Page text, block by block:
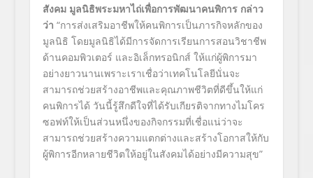
สังคม มูลนิธิพระมหาไถ่เพื่อการพัฒนาคนพิการ กล่าว
ว่า “การส่งเสริมอาชีพให้คนพิการเป็นภารกิจหลักของ
มูลนิธิ โดยมูลนิธิได้มีการจัดการเรียนการสอนวิชาชีพ
ด้านคอมพิวเตอร์ และอิเล็กทรอนิกส์ ให้แก่ผู้พิการมา
อย่างยาวนานเพราะเราเชื่อว่าเทคโนโลยีนั่นจะ
สามารถช่วยสร้างอาชีพและคุณภาพชีวิตที่ดีขึ้นให้แก่
คนพิการได้ วันนี้รู้สึกดีใจที่ได้รับเกียรติจากทางไมโคร
ซอฟท์ให้เป็นส่วนหนึ่งของกิจกรรมที่เชื่อแน่ว่าจะ
สามารถช่วยสร้างความแตกต่างและสร้างโอกาสให้กับ
ผู้พิการอีกหลายชีวิตให้อยู่ในสังคมได้อย่างมีความสุข”